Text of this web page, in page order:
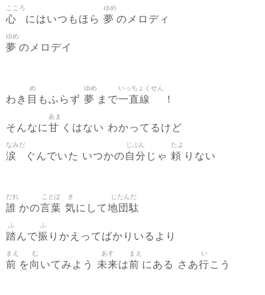
心
こころ
にはいつもほら 夢
ゆめ
のメロディ
夢
ゆめ
のメロデイ
わき 目
め
もふらず 夢
ゆめ
まで一直線
いっちょくせん
！
そんなに甘
あま
くはない わかってるけど
涙
なみだ
ぐんでいた いつかの自分
じぶん
じゃ 頼
たよ
りない
誰
だれ
かの言葉
ことば
気
き
にして地団駄
じたんだ
踏
ふ
んで振
ふ
りかえってばかりいるより
前
まえ
を向
む
いてみよう 未来
あす
は前
まえ
にある さあ行
い
こう